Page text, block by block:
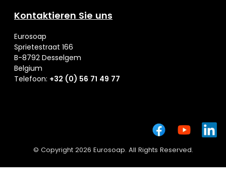
Kontaktieren Sie uns
Eurosoap
Sprietestraat 166
B-8792 Desselgem
Belgium
Telefoon: +32 (0) 56 71 49 77
© Copyright 2026 Eurosoap. All Rights Reserved.